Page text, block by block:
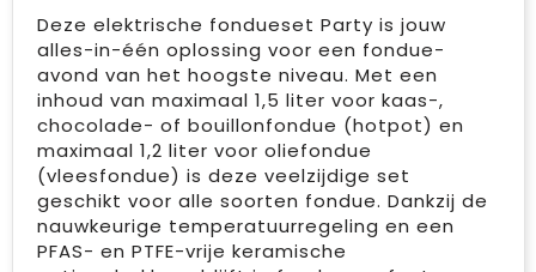
Deze elektrische fondueset Party is jouw
alles-in-één oplossing voor een fondue-
avond van het hoogste niveau. Met een
inhoud van maximaal 1,5 liter voor kaas-,
chocolade- of bouillonfondue (hotpot) en
maximaal 1,2 liter voor oliefondue
(vleesfondue) is deze veelzijdige set
geschikt voor alle soorten fondue. Dankzij de
nauwkeurige temperatuurregeling en een
PFAS- en PTFE-vrije keramische